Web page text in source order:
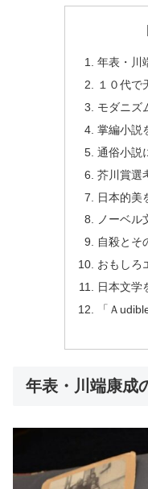
年表・川
１０代で
モダニズ
掌編小説
通俗小説
芥川賞選
日本的美
ノーベル
自殺とそ
おもしろ
日本文学
「Ａ
年表・川端康成